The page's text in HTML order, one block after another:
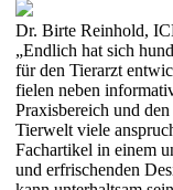
Dr. Birte Reinhold,
„Endlich hat sich
für den Tierarzt
fielen neben
Praxisbereich und
Tierwelt viele
Fachartikel in einem
und erfrischenden